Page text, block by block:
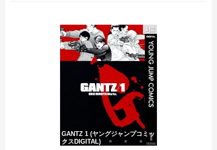
海外「先進国で日本だけパスポート所有率が低すぎる、何故なのか」
中国外務省「日本は原爆落とされて当然。どの国も同情なんかしない」
【移民政策反対】イオンの売り場で唐揚げを食う中国人の子供
1位
GANTZ 1 (ヤングジャンプコミッ
クスDIGITAL)